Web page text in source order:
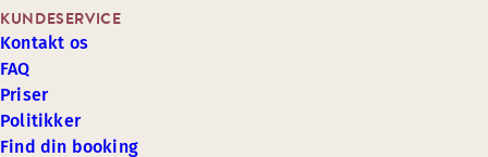
KUNDESERVICE
Kontakt os
FAQ
Priser
Politikker
Find din booking